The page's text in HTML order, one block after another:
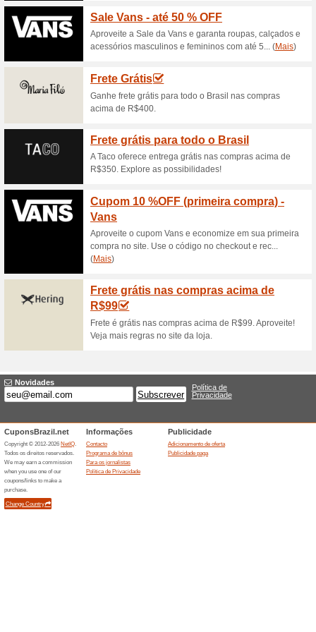
Descontos e
Frete Grátis Canal
Aproveite
33% funcionou
Frete Grátis Canal para as
para conferir essa e todas
Cadastre-se na
Compra.
80% funcionou
Cadastre-se na Canal e
Clique no link para conferir